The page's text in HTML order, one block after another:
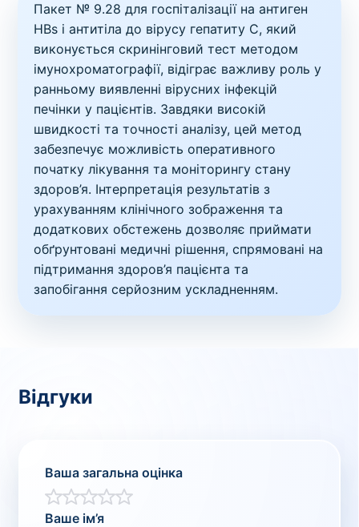
Пакет № 9.28 для госпіталізації на антиген
HBs і антитіла до вірусу гепатиту C, який
виконується скринінговий тест методом
імунохроматографії, відіграє важливу роль у
ранньому виявленні вірусних інфекцій
печінки у пацієнтів. Завдяки високій
швидкості та точності аналізу, цей метод
забезпечує можливість оперативного
початку лікування та моніторингу стану
здоров’я. Інтерпретація результатів з
урахуванням клінічного зображення та
додаткових обстежень дозволяє приймати
обґрунтовані медичні рішення, спрямовані на
підтримання здоров’я пацієнта та
запобігання серйозним ускладненням.
Відгуки
Ваша загальна оцінка
Ваше ім’я